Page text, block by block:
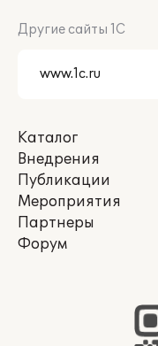
Другие сайты 1С
Каталог
Внедрения
Публикации
Мероприятия
Партнеры
Форум